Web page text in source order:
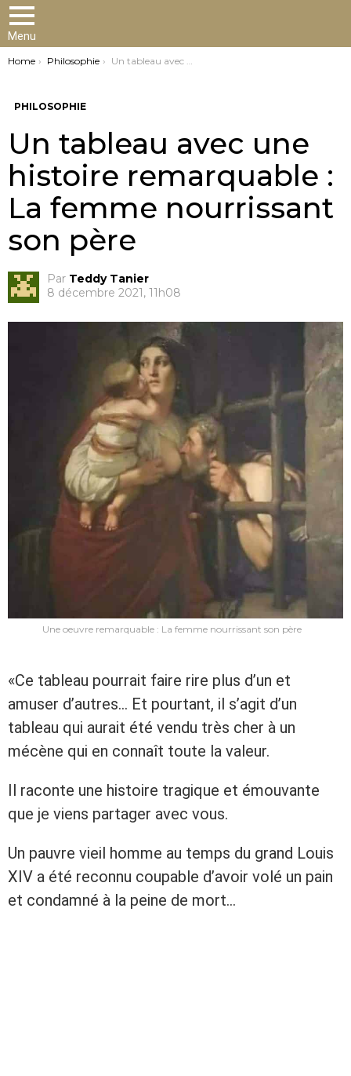
Menu
You are here:
Home Philosophie Un tableau avec une histoire remarquable : La femme nourrissant son père
PHILOSOPHIE
Un tableau avec une
histoire remarquable :
La femme nourrissant
son père
Par Teddy Tanier
8 décembre 2021, 11h08
Une oeuvre remarquable : La femme nourrissant son père
«Ce tableau pourrait faire rire plus d’un et
amuser d’autres… Et pourtant, il s’agit d’un
tableau qui aurait été vendu très cher à un
mécène qui en connaît toute la valeur.
Il raconte une histoire tragique et émouvante
que je viens partager avec vous.
Un pauvre vieil homme au temps du grand Louis
XIV a été reconnu coupable d’avoir volé un pain
et condamné à la peine de mort…